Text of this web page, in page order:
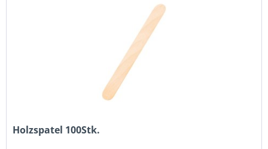
Holzspatel 100Stk.